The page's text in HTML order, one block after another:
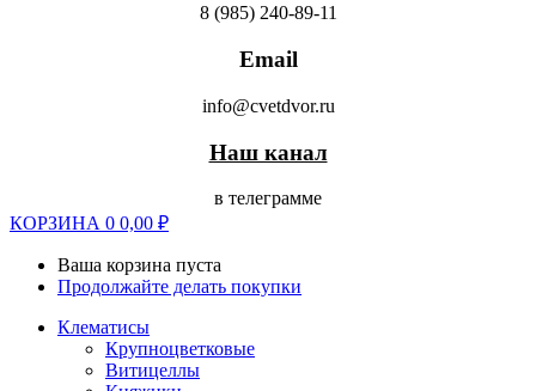
8 (985) 240-89-11
Email
info@cvetdvor.ru
Наш канал
в телеграмме
КОРЗИНА 0 0,00 ₽
Ваша корзина пуста
Продолжайте делать покупки
Клематисы
Крупноцветковые
Витицеллы